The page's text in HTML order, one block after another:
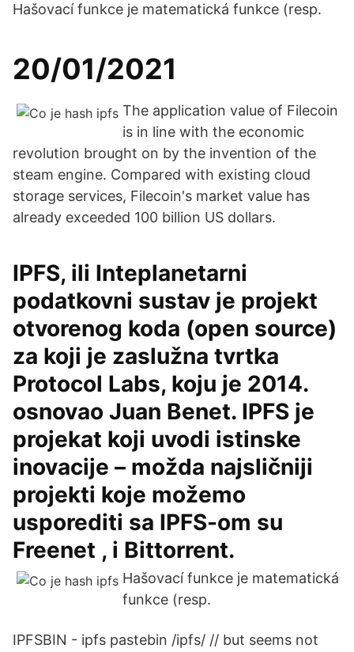
Hašovací funkce je matematická funkce (resp.
20/01/2021
The application value of Filecoin
is in line with the economic
revolution brought on by the invention of the
steam engine. Compared with existing cloud
storage services, Filecoin's market value has
already exceeded 100 billion US dollars.
IPFS, ili Inteplanetarni
podatkovni sustav je projekt
otvorenog koda (open source)
za koji je zaslužna tvrtka
Protocol Labs, koju je 2014.
osnovao Juan Benet. IPFS je
projekat koji uvodi istinske
inovacije – možda najsličniji
projekti koje možemo
usporediti sa IPFS-om su
Freenet , i Bittorrent.
Hašovací funkce je matematická
funkce (resp.
IPFSBIN - ipfs pastebin /ipfs/ // but seems not